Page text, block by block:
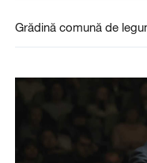
Grădină comună de